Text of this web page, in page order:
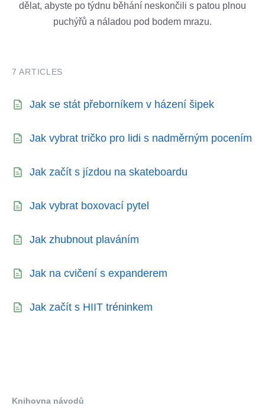
dělat, abyste po týdnu běhání neskončili s patou plnou
puchýřů a náladou pod bodem mrazu.
7 ARTICLES
Jak se stát přeborníkem v házení šipek
Jak vybrat tričko pro lidi s nadměrným pocením
Jak začít s jízdou na skateboardu
Jak vybrat boxovací pytel
Jak zhubnout plaváním
Jak na cvičení s expanderem
Jak začít s HIIT tréninkem
Knihovna návodů